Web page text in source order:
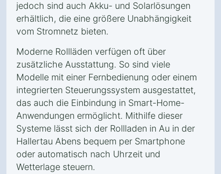
jedoch sind auch Akku- und Solarlösungen
erhältlich, die eine größere Unabhängigkeit
vom Stromnetz bieten.
Moderne Rollläden verfügen oft über
zusätzliche Ausstattung. So sind viele
Modelle mit einer Fernbedienung oder einem
integrierten Steuerungssystem ausgestattet,
das auch die Einbindung in Smart-Home-
Anwendungen ermöglicht. Mithilfe dieser
Systeme lässt sich der Rollladen in Au in der
Hallertau Abens bequem per Smartphone
oder automatisch nach Uhrzeit und
Wetterlage steuern.